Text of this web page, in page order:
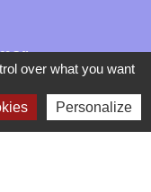
- FRANCE
over what you want
Personalize